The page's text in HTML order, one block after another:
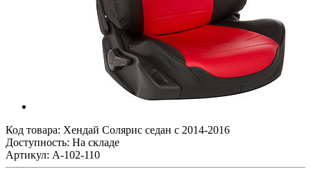
Код товара: Хендай Солярис седан с 2014-2016
Доступность: На складе
Артикул: A-102-110